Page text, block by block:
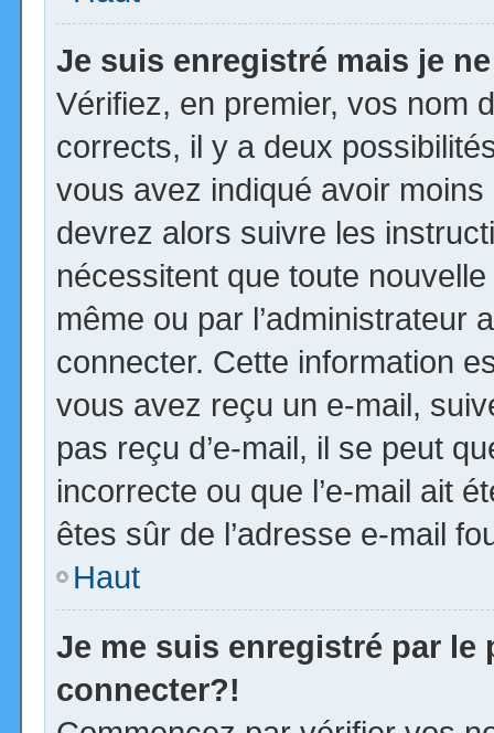
Je suis enregistré mais je
Vérifiez, en premier, vos nom
corrects, il y a deux
vous avez indiqué avoir
devrez alors suivre les
nécessitent que toute
même ou par l’administrateur
connecter. Cette information
vous avez reçu un e-mail,
pas reçu d’e-mail, il se peut
incorrecte ou que l’e-mail ait
êtes sûr de l’adresse e-mail
Haut
Je me suis enregistré par le
connecter?!